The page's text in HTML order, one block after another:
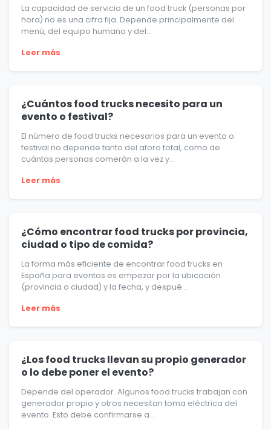
La capacidad de servicio de un food truck (personas por
hora) no es una cifra fija. Depende principalmente del
menú, del equipo humano y del...
Leer más
¿Cuántos food trucks necesito para un
evento o festival?
El número de food trucks necesarios para un evento o
festival no depende tanto del aforo total, como de
cuántas personas comerán a la vez y...
Leer más
¿Cómo encontrar food trucks por provincia,
ciudad o tipo de comida?
La forma más eficiente de encontrar food trucks en
España para eventos es empezar por la ubicación
(provincia o ciudad) y la fecha, y despué...
Leer más
¿Los food trucks llevan su propio generador
o lo debe poner el evento?
Depende del operador. Algunos food trucks trabajan con
generador propio y otros necesitan toma eléctrica del
evento. Esto debe confirmarse a...